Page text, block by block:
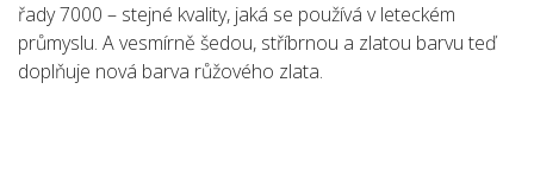
řady 7000 – stejné kvality, jaká se používá v leteckém
průmyslu. A vesmírně šedou, stříbrnou a zlatou barvu teď
doplňuje nová barva růžového zlata.